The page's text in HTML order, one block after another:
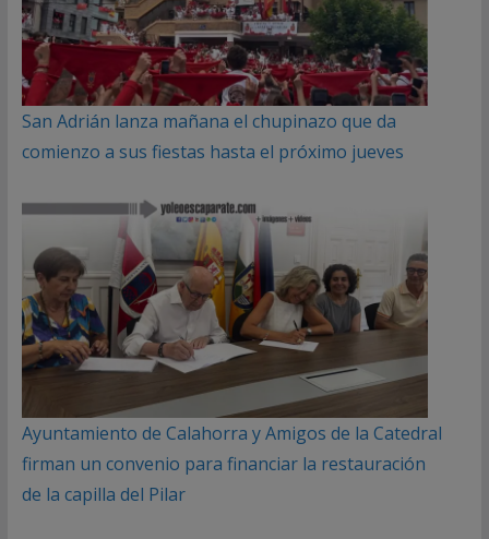
San Adrián lanza mañana el chupinazo que da
comienzo a sus fiestas hasta el próximo jueves
Ayuntamiento de Calahorra y Amigos de la Catedral
firman un convenio para financiar la restauración
de la capilla del Pilar